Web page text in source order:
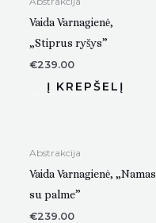
Vaida Varnagienė,
„Stiprus ryšys”
€239.00
Abstrakcija
Vaida Varnagienė, „Namas
su palme”
€239.00